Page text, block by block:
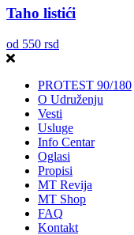
Taho listići
od 550 rsd
PROTEST 90/180
O Udruženju
Vesti
Usluge
Info Centar
Oglasi
Propisi
MT Revija
MT Shop
FAQ
Kontakt